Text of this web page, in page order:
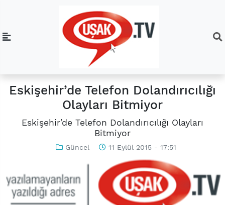
Eskişehir’de Telefon Dolandırıcılığı
Olayları Bitmiyor
Eskişehir’de Telefon Dolandırıcılığı Olayları
Bitmiyor
Güncel 11 Eylül 2015 - 17:51